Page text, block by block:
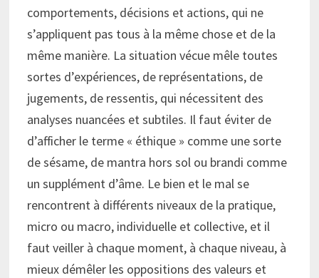
comportements, décisions et actions, qui ne
s’appliquent pas tous à la même chose et de la
même manière. La situation vécue mêle toutes
sortes d’expériences, de représentations, de
jugements, de ressentis, qui nécessitent des
analyses nuancées et subtiles. Il faut éviter de
d’afficher le terme « éthique » comme une sorte
de sésame, de mantra hors sol ou brandi comme
un supplément d’âme. Le bien et le mal se
rencontrent à différents niveaux de la pratique,
micro ou macro, individuelle et collective, et il
faut veiller à chaque moment, à chaque niveau, à
mieux démêler les oppositions des valeurs et